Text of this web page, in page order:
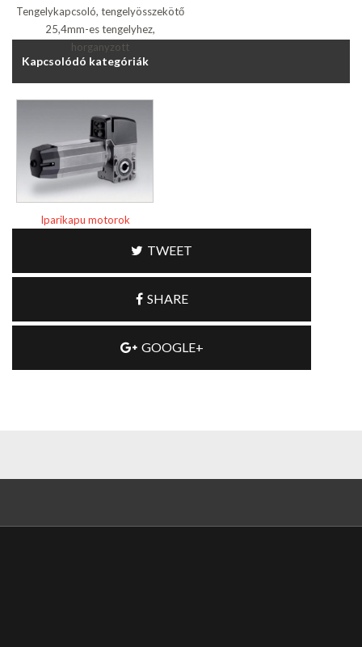
Tengelykapcsoló, tengelyösszekötő
25,4mm-es tengelyhez,
horganyzott
Kapcsolódó kategóriák
Iparikapu motorok
TWEET
SHARE
GOOGLE+